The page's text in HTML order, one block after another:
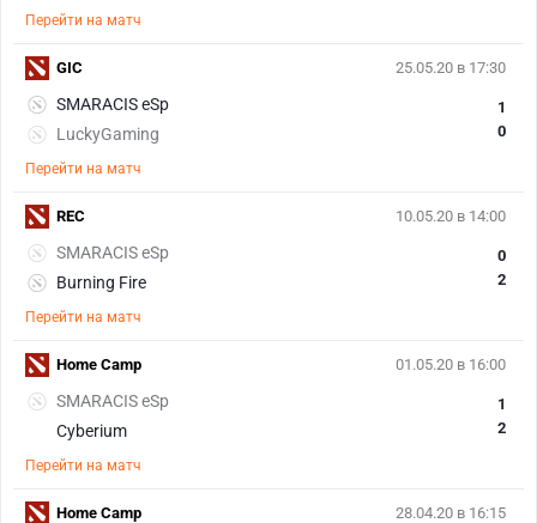
Перейти на матч
25.05.20 в 17:30
SMARACIS eSp
LuckyGaming
1
0
Перейти на матч
GIC
10.05.20 в 14:00
SMARACIS eSp
Burning Fire
0
2
Перейти на матч
REC
01.05.20 в 16:00
SMARACIS eSp
Cyberium
1
2
Перейти на матч
Home Camp
28.04.20 в 16:15
Home Camp